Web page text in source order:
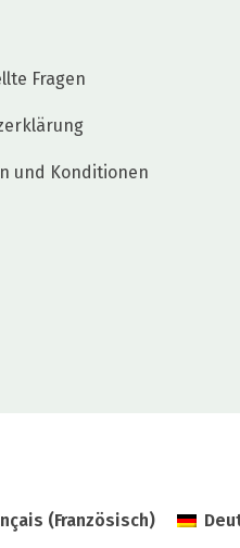
Fragen
und Konditionen
(Französisch)